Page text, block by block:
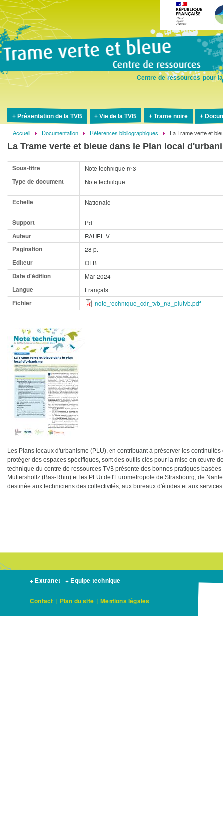
Centre de ressources pour
Présentation de la TVB Vie de la TVB Trame noire
Fil
d'Ariane
Accueil Documentation Références bibliographiques La Trame verte et
La Trame verte et bleue dans le Plan local
Sous-titre
Note technique n°3
Type de document
Note technique
Echelle Nationale
Support
Pdf
Auteur
RAUEL V.
Pagination
28 p.
Editeur
OFB
Date d'édition
Mar 2024
Langue
Français
Fichier
note_technique_cdr_tvb_n3_plutvb.pdf
Les Plans locaux d'urbanisme (PLU), en contribuant à préserver les
protéger des espaces spécifiques, sont des outils clés pour la mise en œuvre
technique du centre de ressources TVB présente des bonnes pratiques
Muttersholtz (Bas-Rhin) et les PLUi de l'Eurométropole de Strasbourg, de
destinée aux techniciens des collectivités, aux bureaux d'études et aux services
+ Extranet + Equipe technique
Contact | Plan du site | Mentions légales